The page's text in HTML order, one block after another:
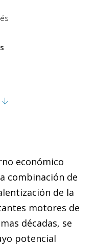
económico
combinación de
de la
motores de
décadas, se
potencial